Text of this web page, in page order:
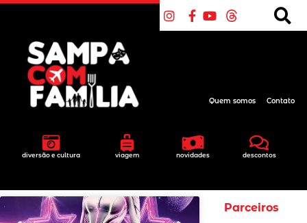
diversão e cultura viagem novidades descontos
Quem somos Contato
Parceiros